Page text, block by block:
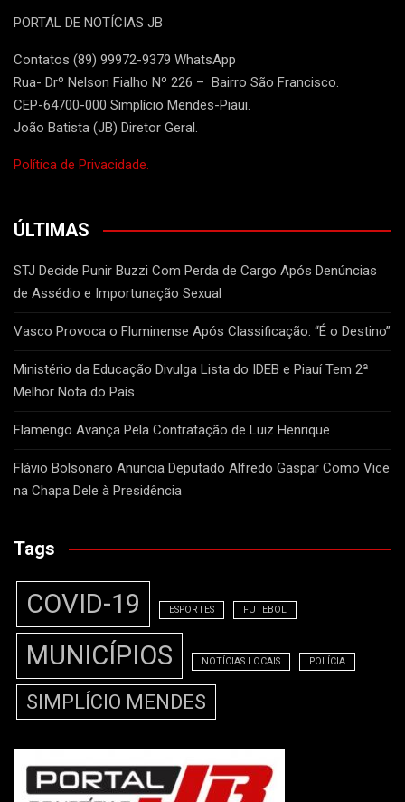
PORTAL DE NOTÍCIAS JB
Contatos (89) 99972-9379 WhatsApp
Rua- Drº Nelson Fialho Nº 226 – Bairro São Francisco.
CEP-64700-000 Simplício Mendes-Piaui.
João Batista (JB) Diretor Geral.
Política de Privacidade.
ÚLTIMAS
STJ Decide Punir Buzzi Com Perda de Cargo Após Denúncias
de Assédio e Importunação Sexual
Vasco Provoca o Fluminense Após Classificação: “É o Destino”
Ministério da Educação Divulga Lista do IDEB e Piauí Tem 2ª
Melhor Nota do País
Flamengo Avança Pela Contratação de Luiz Henrique
Flávio Bolsonaro Anuncia Deputado Alfredo Gaspar Como Vice
na Chapa Dele à Presidência
Tags
COVID-19 ESPORTES FUTEBOL
MUNICÍPIOS NOTÍCIAS LOCAIS POLÍCIA
SIMPLÍCIO MENDES